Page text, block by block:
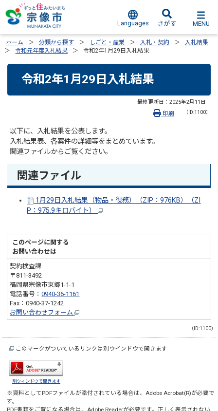
Languages さがす MENU
ホーム 分類から探す しごと・産業 入札・契約
入札結果
令和元年度入札結果
令和2年1月29日入札結果
令和2年1月29日入札結果
最終更新日： 2025年2月11日
（ID:1100）
印刷
以下に、入札結果を公表します。
入札結果表、各案件の詳細等をまとめています。
関連ファイルからご覧ください。
関連ファイル
1月29日入札結果（物品・役務）（ZIP：976KB）（ZI
P：975.9キロバイト）
このページに関する
お問い合わせは
契約検査課
〒811-3492
福岡県宗像市東郷1-1-1
電話番号：0940-36-1161
Fax：0940-37-1242
お問い合わせフォーム
（ID:1100）
このマークがついているリンクは別ウインドウで開きます
別ウィンドウで開きます
※資料としてPDFファイルが添付されている場合は、Adobe Acrobat(R)が必要で
す。
PDF書類をご覧になる場合は、Adobe Readerが必要です。正しく表示されない